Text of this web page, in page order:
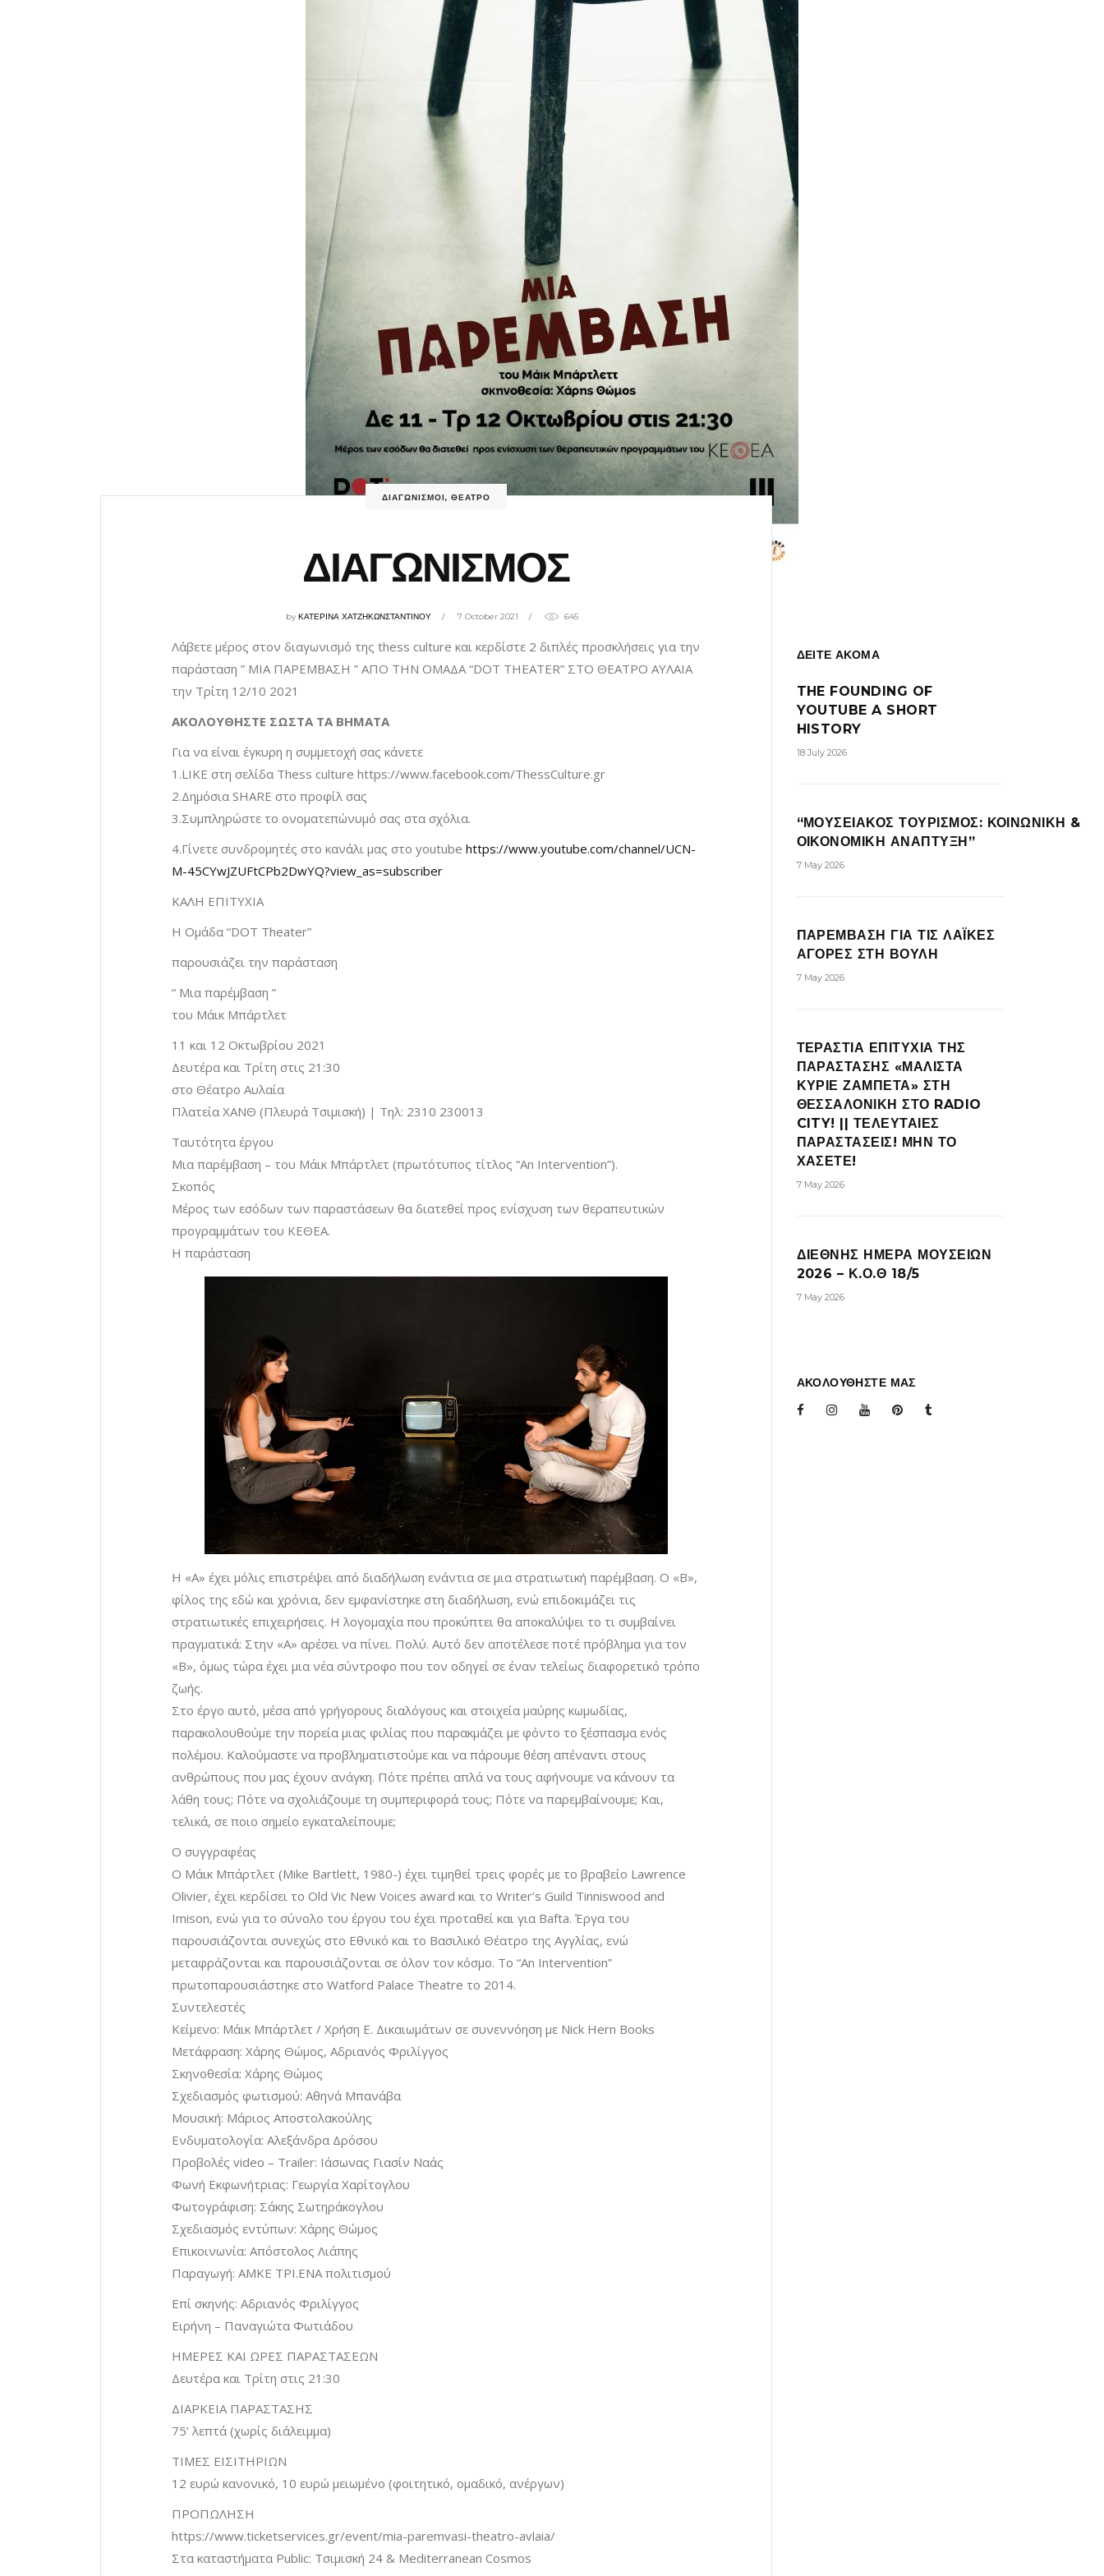
ΔΙΑΓΩΝΙΣΜΟΙ, ΘΕΑΤΡΟ
ΔΙΑΓΩΝΙΣΜΟΣ
byΚΑΤΕΡΙΝΑ ΧΑΤΖΗΚΩΝΣΤΑΝΤΙΝΟΥ 7 October 2021 645
Λάβετε μέρος στον διαγωνισμό της thess culture και κερδίστε 2 διπλές προσκλήσεις για την
παράσταση ” ΜΙΑ ΠΑΡΕΜΒΑΣΗ ” ΑΠΟ ΤΗΝ ΟΜΑΔΑ “DOT THEATER” ΣΤΟ ΘΕΑΤΡΟ ΑΥΛΑΙΑ
την Τρίτη 12/10 2021
ΑΚΟΛΟΥΘΗΣΤΕ ΣΩΣΤΑ ΤΑ ΒΗΜΑΤΑ
Για να είναι έγκυρη η συμμετοχή σας κάνετε
1.LIKE στη σελίδα Thess culture https://www.facebook.com/ThessCulture.gr
2.Δημόσια SHARE στο προφίλ σας
3.Συμπληρώστε το ονοματεπώνυμό σας στα σχόλια.
4.Γίνετε συνδρομητές στο κανάλι μας στο youtube https://www.youtube.com/channel/UCN-
M-45CYwJZUFtCPb2DwYQ?view_as=subscriber
ΚΑΛΗ ΕΠΙΤΥΧΙΑ
Η Ομάδα “DOT Theater”
παρουσιάζει την παράσταση
“ Μια παρέμβαση ”
του Μάικ Μπάρτλετ
11 και 12 Οκτωβρίου 2021
Δευτέρα και Τρίτη στις 21:30
στο Θέατρο Αυλαία
Πλατεία ΧΑΝΘ (Πλευρά Τσιμισκή) | Τηλ: 2310 230013
Ταυτότητα έργου
Μια παρέμβαση – του Μάικ Μπάρτλετ (πρωτότυπος τίτλος “An Intervention”).
Σκοπός
Μέρος των εσόδων των παραστάσεων θα διατεθεί προς ενίσχυση των θεραπευτικών
προγραμμάτων του ΚΕΘΕΑ.
Η παράσταση
Η «Α» έχει μόλις επιστρέψει από διαδήλωση ενάντια σε μια στρατιωτική παρέμβαση. Ο «Β»,
φίλος της εδώ και χρόνια, δεν εμφανίστηκε στη διαδήλωση, ενώ επιδοκιμάζει τις
στρατιωτικές επιχειρήσεις. Η λογομαχία που προκύπτει θα αποκαλύψει το τι συμβαίνει
πραγματικά: Στην «Α» αρέσει να πίνει. Πολύ. Αυτό δεν αποτέλεσε ποτέ πρόβλημα για τον
«Β», όμως τώρα έχει μια νέα σύντροφο που τον οδηγεί σε έναν τελείως διαφορετικό τρόπο
ζωής.
Στο έργο αυτό, μέσα από γρήγορους διαλόγους και στοιχεία μαύρης κωμωδίας,
παρακολουθούμε την πορεία μιας φιλίας που παρακμάζει με φόντο το ξέσπασμα ενός
πολέμου. Καλούμαστε να προβληματιστούμε και να πάρουμε θέση απέναντι στους
ανθρώπους που μας έχουν ανάγκη. Πότε πρέπει απλά να τους αφήνουμε να κάνουν τα
λάθη τους; Πότε να σχολιάζουμε τη συμπεριφορά τους; Πότε να παρεμβαίνουμε; Και,
τελικά, σε ποιο σημείο εγκαταλείπουμε;
Ο συγγραφέας
Ο Μάικ Μπάρτλετ (Mike Bartlett, 1980-) έχει τιμηθεί τρεις φορές με το βραβείο Lawrence
Olivier, έχει κερδίσει το Old Vic New Voices award και το Writer’s Guild Tinniswood and
Imison, ενώ για το σύνολο του έργου του έχει προταθεί και για Bafta. Έργα του
παρουσιάζονται συνεχώς στο Εθνικό και το Βασιλικό Θέατρο της Αγγλίας, ενώ
μεταφράζονται και παρουσιάζονται σε όλον τον κόσμο. Το “An Intervention”
πρωτοπαρουσιάστηκε στο Watford Palace Theatre το 2014.
Συντελεστές
Κείμενο: Μάικ Μπάρτλετ / Χρήση Ε. Δικαιωμάτων σε συνεννόηση με Nick Hern Books
Μετάφραση: Χάρης Θώμος, Αδριανός Φριλίγγος
Σκηνοθεσία: Χάρης Θώμος
Σχεδιασμός φωτισμού: Αθηνά Μπανάβα
Μουσική: Μάριος Αποστολακούλης
Ενδυματολογία: Αλεξάνδρα Δρόσου
Προβολές video – Trailer: Ιάσωνας Γιασίν Ναάς
Φωνή Εκφωνήτριας: Γεωργία Χαρίτογλου
Φωτογράφιση: Σάκης Σωτηράκογλου
Σχεδιασμός εντύπων: Χάρης Θώμος
Επικοινωνία: Απόστολος Λιάπης
Παραγωγή: ΑΜΚΕ ΤΡΙ.ΕΝΑ πολιτισμού
Επί σκηνής: Αδριανός Φριλίγγος
Ειρήνη – Παναγιώτα Φωτιάδου
ΗΜΕΡΕΣ ΚΑΙ ΩΡΕΣ ΠΑΡΑΣΤΑΣΕΩΝ
Δευτέρα και Τρίτη στις 21:30
ΔΙΑΡΚΕΙΑ ΠΑΡΑΣΤΑΣΗΣ
75’ λεπτά (χωρίς διάλειμμα)
ΤΙΜΕΣ ΕΙΣΙΤΗΡΙΩΝ
12 ευρώ κανονικό, 10 ευρώ μειωμένο (φοιτητικό, ομαδικό, ανέργων)
ΠΡΟΠΩΛΗΣΗ
https://www.ticketservices.gr/event/mia-paremvasi-theatro-avlaia/
Στα καταστήματα Public: Τσιμισκή 24 & Mediterranean Cosmos
ΔΕΙΤΕ ΑΚΟΜΑ
THE FOUNDING OF
YOUTUBE A SHORT
HISTORY
18 July 2026
“ΜΟΥΣΕΙΑΚΟΣ ΤΟΥΡΙΣΜΟΣ: ΚΟΙΝΩΝΙΚΗ &
ΟΙΚΟΝΟΜΙΚΗ ΑΝΑΠΤΥΞΗ”
7 May 2026
ΠΑΡΕΜΒΑΣΗ ΓΙΑ ΤΙΣ ΛΑΪΚΕΣ
ΑΓΟΡΕΣ ΣΤΗ ΒΟΥΛΗ
7 May 2026
ΤΕΡΑΣΤΙΑ ΕΠΙΤΥΧΙΑ ΤΗΣ
ΠΑΡΑΣΤΑΣΗΣ «ΜΑΛΙΣΤΑ
ΚΥΡΙΕ ΖΑΜΠΕΤΑ» ΣΤΗ
ΘΕΣΣΑΛΟΝΙΚΗ ΣΤΟ RADIO
CITY! || ΤΕΛΕΥΤΑΙΕΣ
ΠΑΡΑΣΤΑΣΕΙΣ! ΜΗΝ ΤΟ
ΧΑΣΕΤΕ!
7 May 2026
ΔΙΕΘΝΗΣ ΗΜΕΡΑ ΜΟΥΣΕΙΩΝ
2026 – Κ.Ο.Θ 18/5
7 May 2026
ΑΚΟΛΟΥΘΗΣΤΕ ΜΑΣ